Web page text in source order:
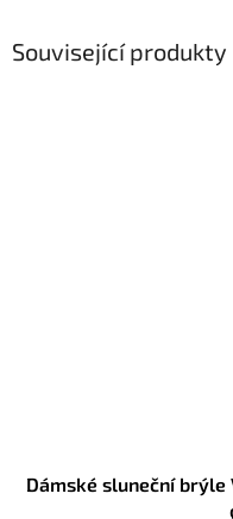
Související produkty
Dámské sluneční brýle